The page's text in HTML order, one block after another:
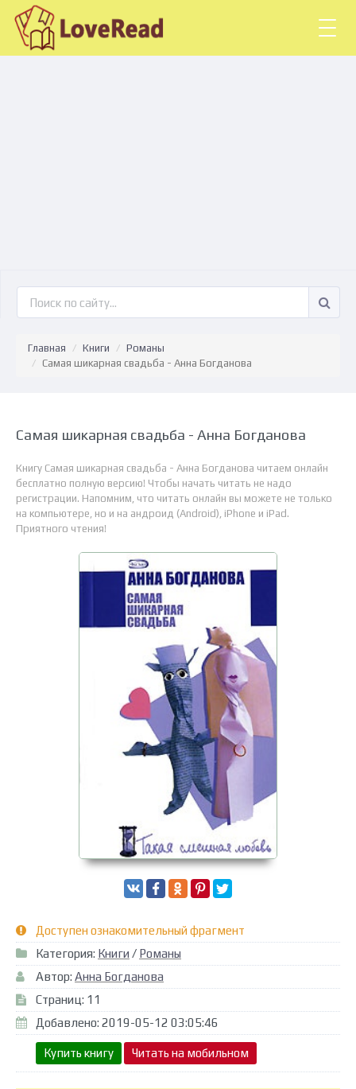
Главная Книги
Романы
Самая шикарная свадьба - Анна Богданова
Самая шикарная свадьба - Анна Богданова
Книгу Самая шикарная свадьба - Анна Богданова читаем онлайн
бесплатно полную версию! Чтобы начать читать не надо
регистрации. Напомним, что читать онлайн вы можете не только
на компьютере, но и на андроид (Android), iPhone и iPad.
Приятного чтения!
Доступен ознакомительный фрагмент
Категория: Книги / Романы
Автор: Анна Богданова
Страниц: 11
Добавлено: 2019-05-12 03:05:46
Купить книгу Читать на мобильном